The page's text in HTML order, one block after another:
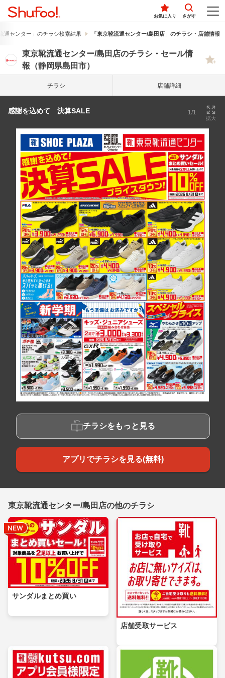
お気に入り さがす
通センター」のチラシ検索結果 「東京靴流通センター/島田店」のチラシ・店舗情報
東京靴流通センター/島田店のチラシ・セール情
報（静岡県島田市）
チラシ 店舗詳細
感謝を込めて 決算SALE 1/1
拡大
チラシをもっと見る
アプリでチラシを見る(無料)
東京靴流通センター/島田店の他のチラシ
サンダルまとめ買い
店舗受取サービス